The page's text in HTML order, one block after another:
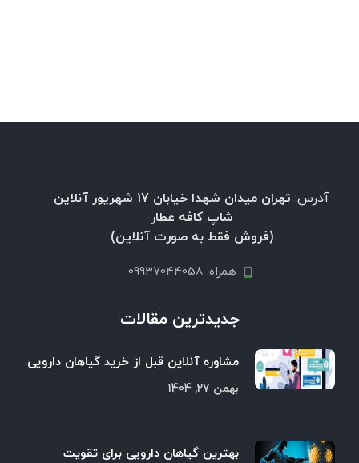
آدرس:
تهران میدان شهدا خیابان 17 شهریور آنلاین
شاپ کافه عطار
(فروش فقط به صورت آنلاین)
همراه: 09937044058
جدیدترین مقالات
مشاوره آنلاین قبل از خرید گیاهان دارویی
بهمن 27, 1404
بهترین گیاهان دارویی برای تقویت